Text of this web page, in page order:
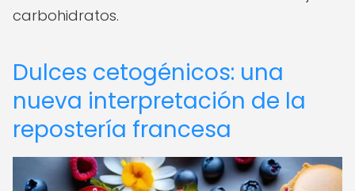
carbohidratos.
Dulces cetogénicos: una
nueva interpretación de la
repostería francesa